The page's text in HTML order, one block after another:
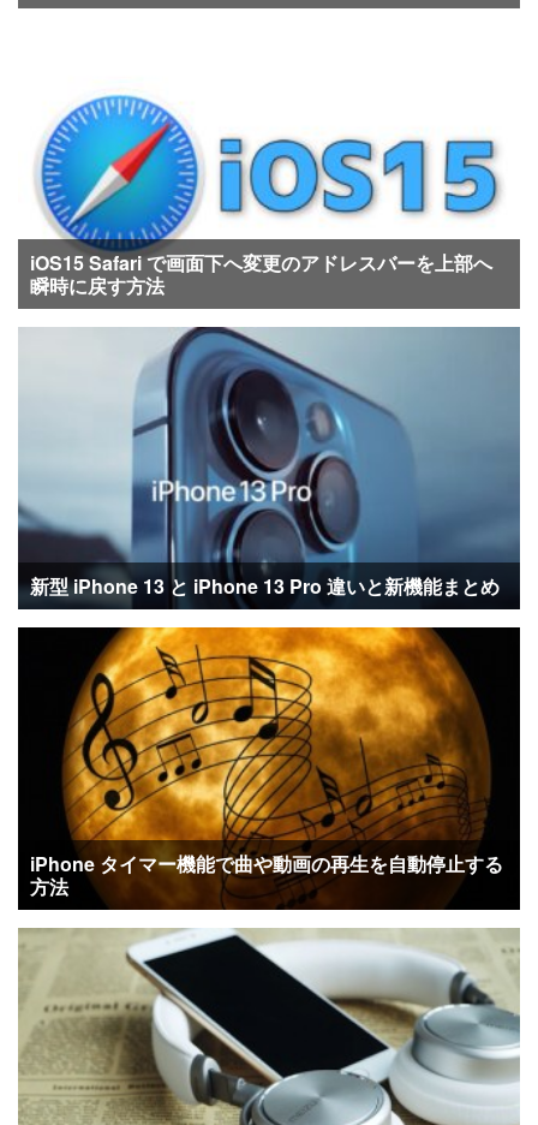
iOS15 Safari で画面下へ変更のアドレスバーを上部へ
瞬時に戻す方法
新型 iPhone 13 と iPhone 13 Pro 違いと新機能まとめ
iPhone タイマー機能で曲や動画の再生を自動停止する
方法